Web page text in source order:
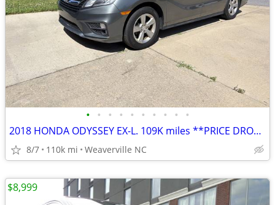
• • • • • • • • • •
2018 HONDA ODYSSEY EX-L. 109K miles **PRICE DROP!!**
8/7 110k mi Weaverville NC
$8,999